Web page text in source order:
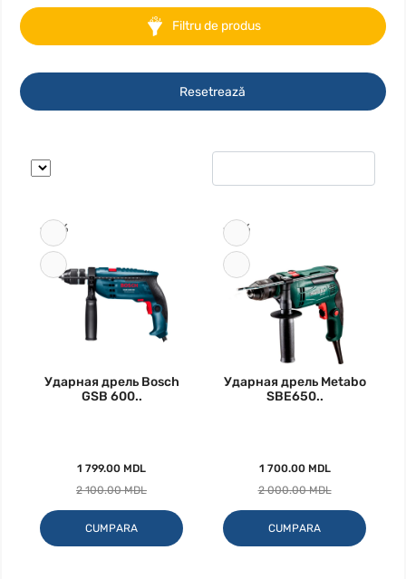
Filtru de produs
Resetrează
-14%
Ударная дрель Bosch
GSB 600..
1 799.00 MDL
2 100.00 MDL
CUMPARA
-15%
Ударная дрель Metabo
SBE650..
1 700.00 MDL
2 000.00 MDL
CUMPARA